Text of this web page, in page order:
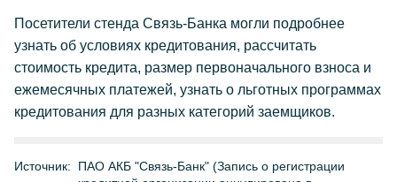
Посетители стенда Связь-Банка могли подробнее
узнать об условиях кредитования, рассчитать
стоимость кредита, размер первоначального взноса и
ежемесячных платежей, узнать о льготных программах
кредитования для разных категорий заемщиков.
Источник:
ПАО АКБ "Связь-Банк" (Запись о регистрации